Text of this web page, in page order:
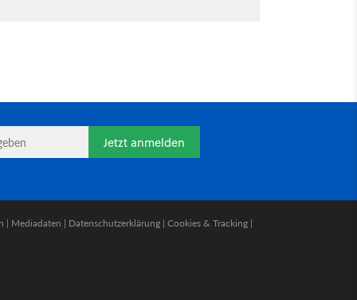
Jetzt anmelden
| Mediadaten | Datenschutzerklärung | Cookies & Tracking |